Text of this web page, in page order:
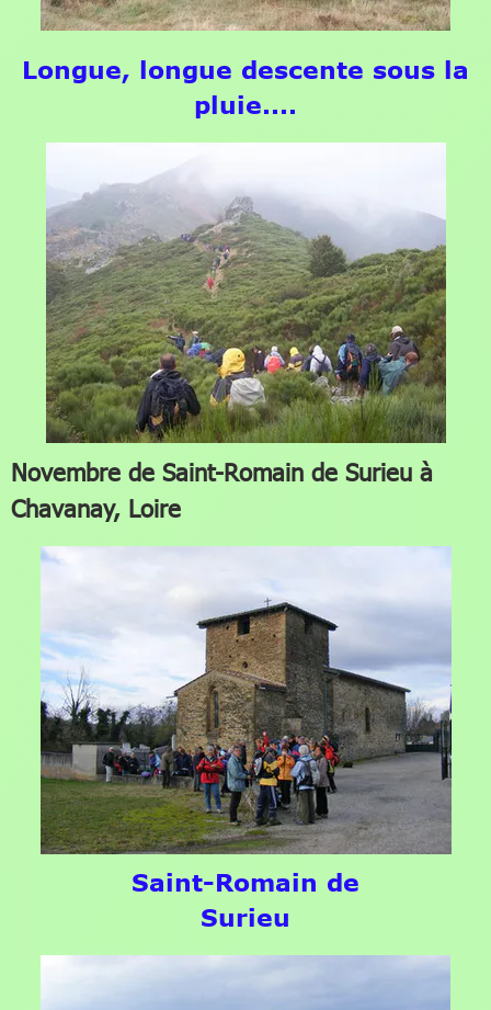
Longue, longue descente sous la
pluie....
Novembre de Saint-Romain de Surieu à
Chavanay, Loire
Saint-Romain de
Surieu